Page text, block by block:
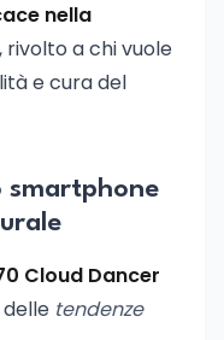
nella
, rivolto a chi vuole
e cura del
smartphone
Cloud Dancer
tendenze